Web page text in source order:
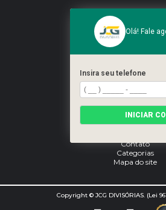
CONTATO
(11) 95462-8630
Home
Sobre Nós
Serviços
Contato
Categorias
Mapa do site
Copyright © JCG DIVISÓRIAS. (Lei
Olá! Fale
Insira seu telefone
INICIAR